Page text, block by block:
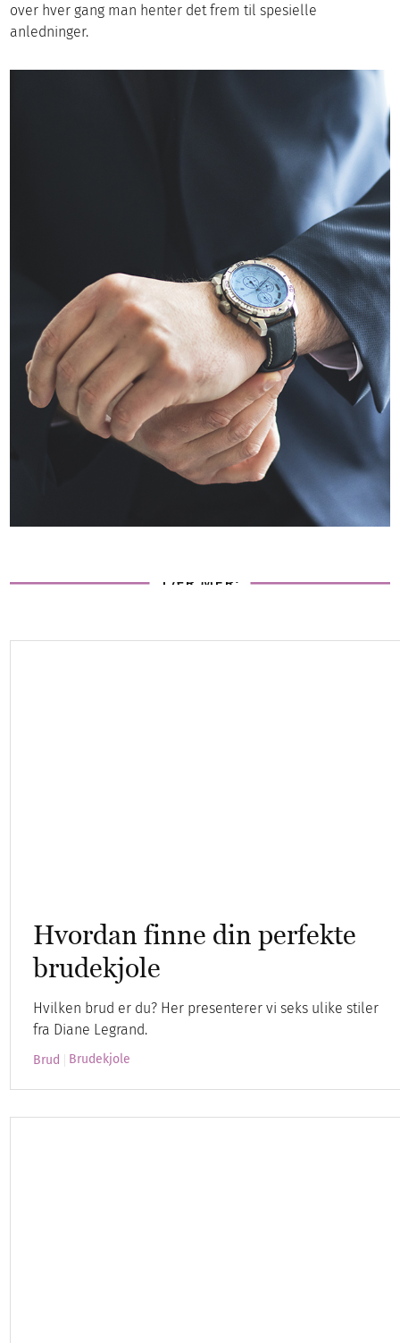
over hver gang man henter det frem til spesielle
anledninger.
LÆR MER:
Hvordan finne din perfekte
brudekjole
Hvilken brud er du? Her presenterer vi seks ulike stiler
fra Diane Legrand.
Brud Brudekjole